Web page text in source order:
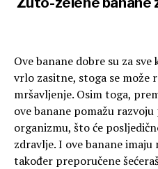
Ove banane dobre su za
vrlo zasitne, stoga se može
mršavljenje. Osim toga,
ove banane pomažu
organizmu, što će
zdravlje. I ove banane imaju
također preporučene